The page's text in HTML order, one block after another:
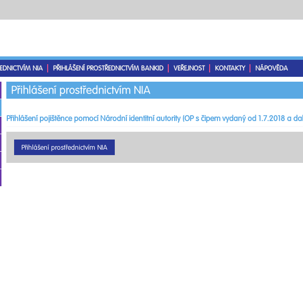
NIA PŘIHLÁŠENÍ PROSTŘEDNICTVÍM BANKID VEŘEJNOST KONTAKTY NÁPOVĚDA
Přihlášení prostřednictvím NIA
Přihlášení pojištěnce pomocí Národní identitní autority (OP s čipem vydaný od 1.7.2018 a